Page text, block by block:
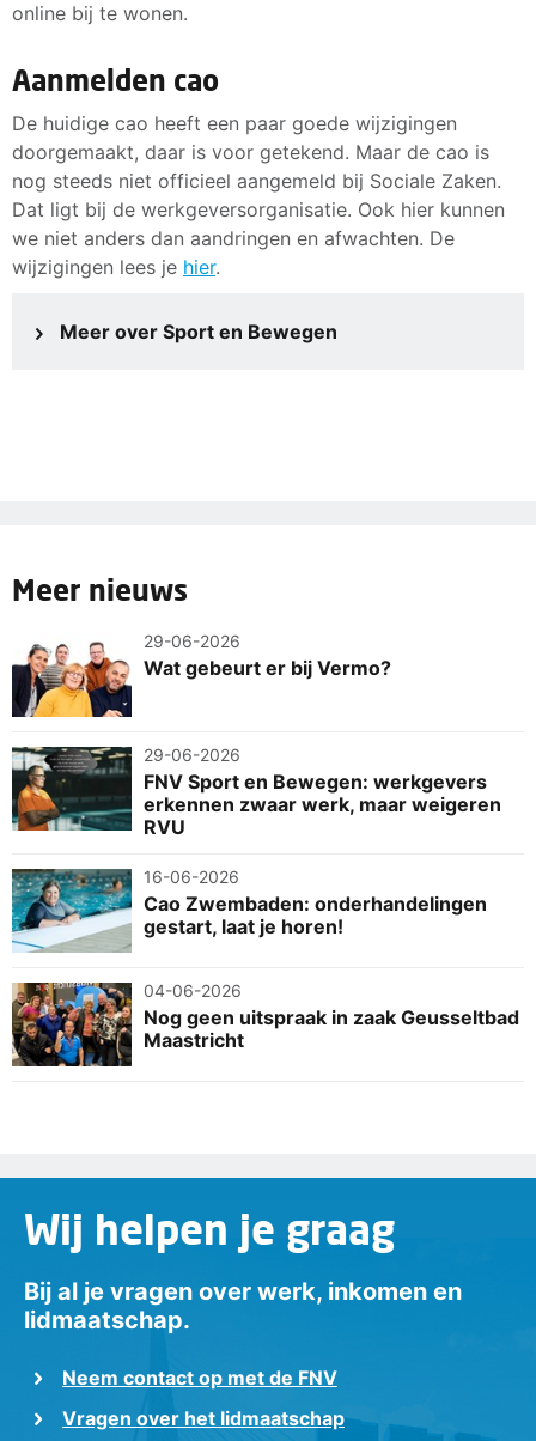
online bij te wonen.
Aanmelden cao
De huidige cao heeft een paar goede wijzigingen
doorgemaakt, daar is voor getekend. Maar de cao is
nog steeds niet officieel aangemeld bij Sociale Zaken.
Dat ligt bij de werkgeversorganisatie. Ook hier kunnen
we niet anders dan aandringen en afwachten. De
wijzigingen lees je hier.
Meer over Sport en Bewegen
Meer nieuws
29-06-2026
Wat gebeurt er bij Vermo?
29-06-2026
FNV Sport en Bewegen: werkgevers
erkennen zwaar werk, maar weigeren
RVU
16-06-2026
Cao Zwembaden: onderhandelingen
gestart, laat je horen!
04-06-2026
Nog geen uitspraak in zaak Geusseltbad
Maastricht
Wij helpen je graag
Bij al je vragen over werk, inkomen en
lidmaatschap.
Neem contact op met de FNV
Vragen over het lidmaatschap